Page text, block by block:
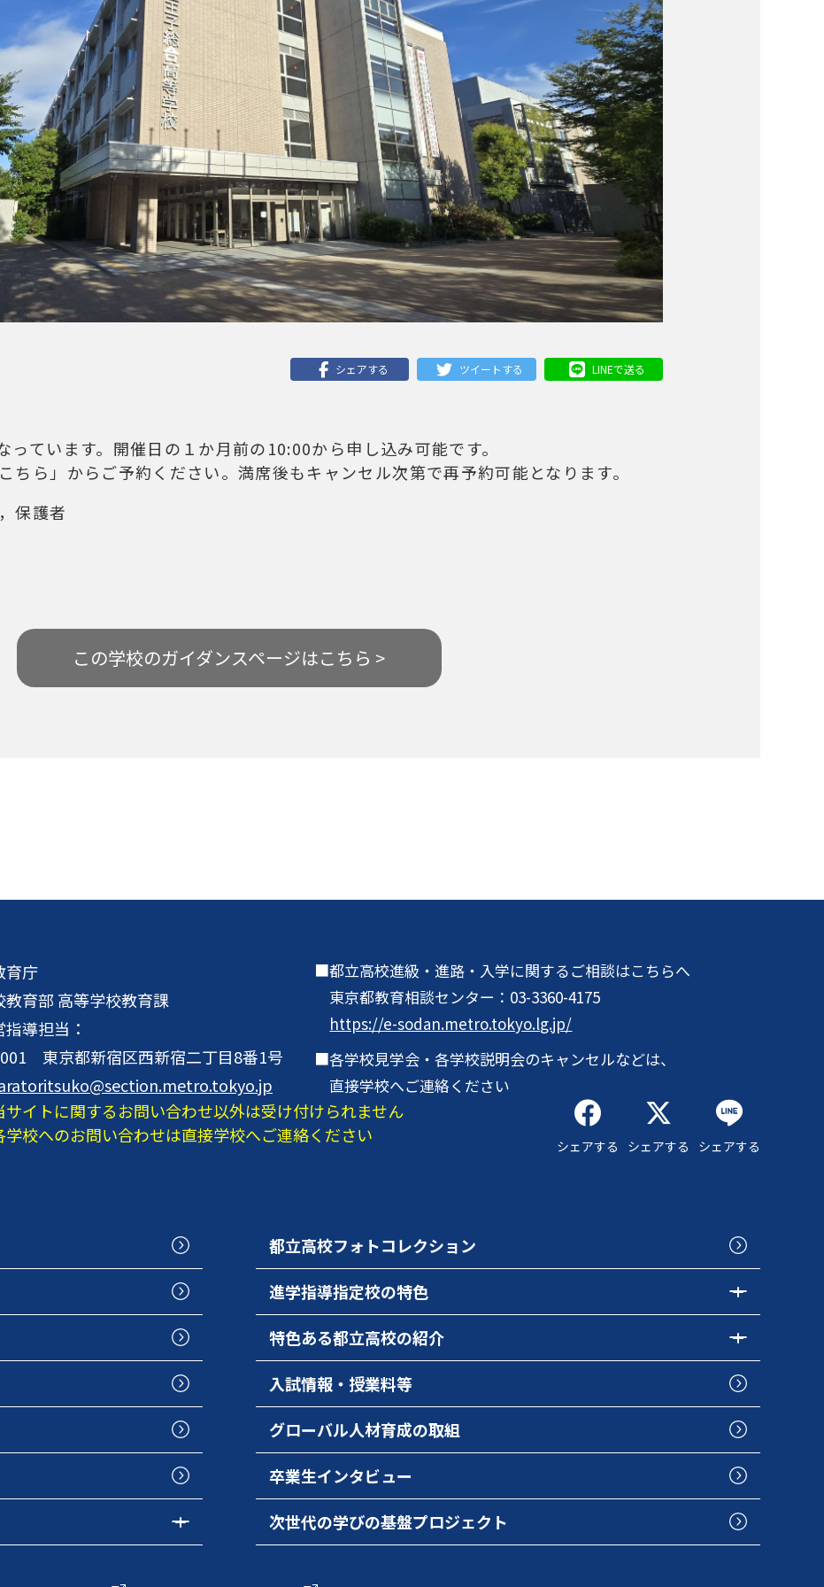
シェアする ツイートする LINEで送る
っています。開催日の１か月前の10:00から申し込み可能です。
ちら」からご予約ください。満席後もキャンセル次第で再予約可能となります。
保護者
この学校のガイダンスページはこちら >
育庁
教育部 高等学校教育課
導担当：
東京都新宿区西新宿二丁目8番1号
都立高校進級・進路・入学に関するご相談はこちらへ
東京都教育相談センター： 03-3360-4175
https://e-sodan.metro.tokyo.lg.jp/
各学校見学会・各学校説明会のキャンセルなどは、
直接学校へご連絡ください
サイトに関するお問い合わせ以外は受け付けられません
学校へのお問い合わせは直接学校へご連絡ください
シェアする シェアする シェアする
都立高校フォトコレクション
進学指導指定校の特色
特色ある都立高校の紹介
入試情報・授業料等
グローバル人材育成の取組
卒業生インタビュー
次世代の学びの基盤プロジェクト